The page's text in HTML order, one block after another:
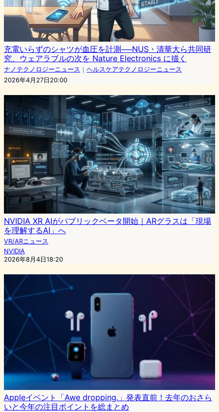
充電いらずのシャツが血圧を計測──NUS・清華大ら共同研
究、ウェアラブルの次を Nature Electronics に描く
ナノテクノロジーニュース ｜ ヘルスケアテクノロジーニュース
2026年4月27日20:00
NVIDIA XR AIがパブリックベータ開始｜ARグラスは「現場
を理解するAI」へ
VR/ARニュース
NVIDIA
2026年8月4日18:20
Appleイベント「Awe dropping.」発表直前！去年のおさら
いと今年の注目ポイントを総まとめ